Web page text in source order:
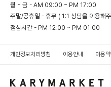
월 ~ 금 - AM 09:00 ~ PM 17:00
주말/공휴일 - 휴무 ( 1:1 상담을 이용해
점심시간 - PM 12:00 ~ PM 01:00
개인정보처리방침 이용안내 이용